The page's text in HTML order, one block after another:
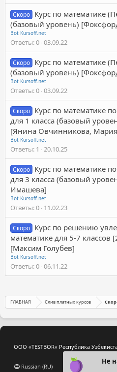
Скоро Курс по математике
(базовый уровень)
Bot Kursoff.net
Ответы 0 03.09.22
Скоро Курс по математике
(базовый уровень)
Bot Kursoff.net
Ответы 0 03.09.22
Скоро Курс по математике
для 1 класса (базовый
[Янина Овчинникова,
Bot Kursoff.net
Ответы 1 20.10.25
Скоро Курс по математике
для 3 класса (базовый
Имашева]
Bot Kursoff.net
Ответы 0 11.02.23
Скоро Курс по решению
математике для 5-7 классов
[Максим Голубев]
Bot Kursoff.net
Ответы 0 06.11.22
ГЛАВНАЯ Слив платных курсов
ООО «TESTBOR» Республика
Russian (RU)
Не